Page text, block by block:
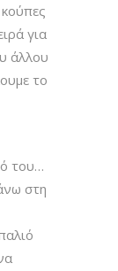
για
άλλου
το
του…
στη